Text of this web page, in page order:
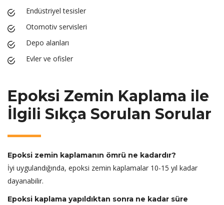
Endüstriyel tesisler
Otomotiv servisleri
Depo alanları
Evler ve ofisler
Epoksi Zemin Kaplama ile
İlgili Sıkça Sorulan Sorular
Epoksi zemin kaplamanın ömrü ne kadardır?
İyi uygulandığında, epoksi zemin kaplamalar 10-15 yıl kadar
dayanabilir.
Epoksi kaplama yapıldıktan sonra ne kadar süre